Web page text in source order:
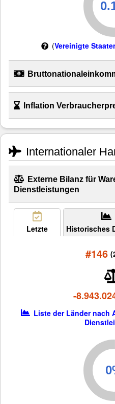
(Vereinigte
Inflation
Internationaler
Externe Bilanz für
Dienstleistungen
Letzte Historisches
#146
-
Liste der Länder nach